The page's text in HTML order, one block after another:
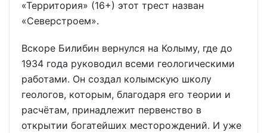
«Территория» (16+) этот трест назван
«Северстроем».
Вскоре Билибин вернулся на Колыму, где до
1934 года руководил всеми геологическими
работами. Он создал колымскую школу
геологов, которым, благодаря его теории и
расчётам, принадлежит первенство в
открытии богатейших месторождений. И уже